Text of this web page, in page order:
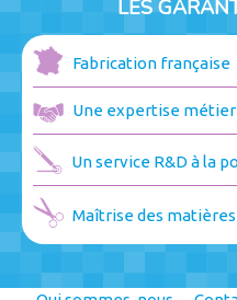
LES
Fabrication française
Une expertise métier
Un service R&D à la
Maîtrise des